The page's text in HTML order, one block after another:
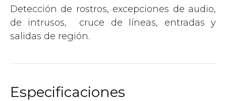
Detección de rostros, excepciones de audio,
de intrusos, cruce de líneas, entradas y
salidas de región.
Especificaciones